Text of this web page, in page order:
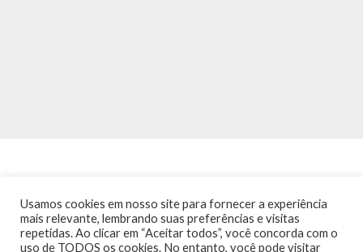
INÍCIO NOTÍCIAS AGENDA CONTATO
TRÂNSITO NA PONTE
Usamos cookies em nosso site para fornecer a experiência
mais relevante, lembrando suas preferências e visitas
repetidas. Ao clicar em “Aceitar todos”, você concorda com o
uso de TODOS os cookies. No entanto, você pode visitar